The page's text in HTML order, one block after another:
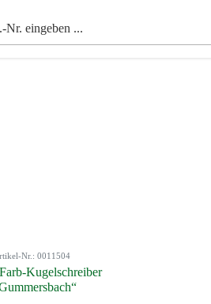
Nr.: 0011504
Kugelschreiber